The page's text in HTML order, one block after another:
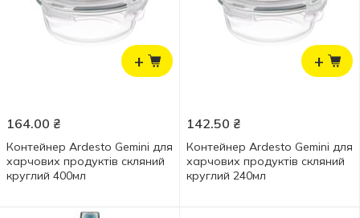
+
164.00 ₴
Контейнер Ardesto Gemini для
харчових продуктів скляний
круглий 400мл
+
142.50 ₴
Контейнер Ardesto Gemini для
харчових продуктів скляний
круглий 240мл